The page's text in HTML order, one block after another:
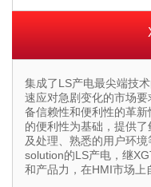
集成了LS产电最尖端技
速应对急剧变化的市场
备信赖性和便利性的革
的便利性为基础，提供
及处理、熟悉的用户环
solution的LS产电，继
和产品力，在HMI市场上